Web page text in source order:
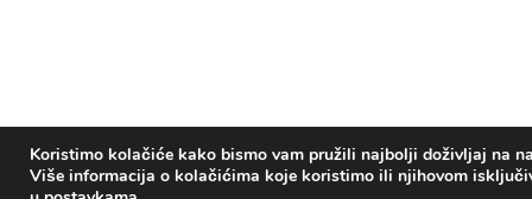
Koristimo kolačiće kako bismo vam pružili najbolji doživljaj na
Više informacija o kolačićima koje koristimo ili njihovom